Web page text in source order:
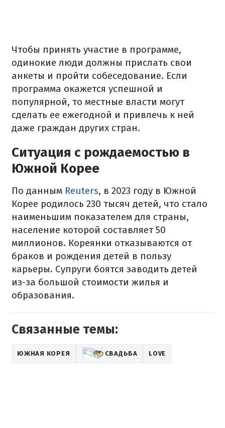
Чтобы принять участие в программе,
одинокие люди должны прислать свои
анкеты и пройти собеседование. Если
программа окажется успешной и
популярной, то местные власти могут
сделать ее ежегодной и привлечь к ней
даже граждан других стран.
Ситуация с рождаемостью в
Южной Корее
По данным Reuters, в 2023 году в Южной
Корее родилось 230 тысяч детей, что стало
наименьшим показателем для страны,
население которой составляет 50
миллионов. Кореянки отказываются от
браков и рождения детей в пользу
карьеры. Супруги боятся заводить детей
из-за большой стоимости жилья и
образования.
Связанные темы:
ЮЖНАЯ КОРЕЯ СВАДЬБА LOVE